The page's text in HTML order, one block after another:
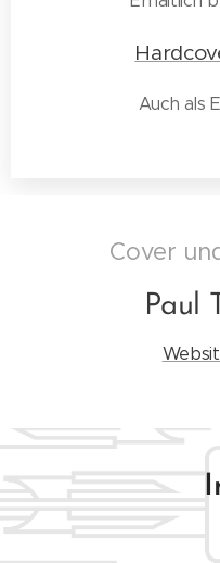
Auch als
Cover
Paul